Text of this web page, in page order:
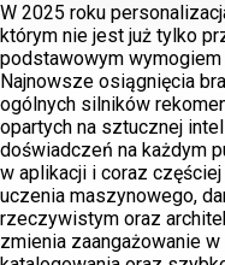
W 2025 roku
którym nie jest już tylko
podstawowym
Najnowsze osiągnięcia
ogólnych silników
opartych na sztucznej
doświadczeń na każdym
w aplikacji i coraz
uczenia maszynowego,
rzeczywistym oraz
zmienia zaangażowanie